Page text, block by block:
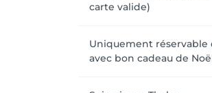
carte valide)
Uniquement réservable
avec bon cadeau de